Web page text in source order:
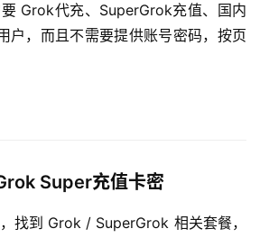
Grok代充、SuperGrok充值、国内
户，而且不需要提供账号密码，按页
Super充值卡密
找到 Grok / SuperGrok 相关套餐，